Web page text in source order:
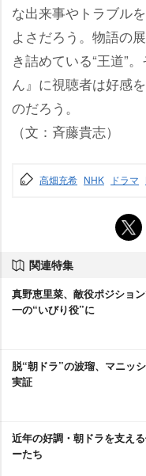
な出来事やトラブル
よさだろう。物語の
き詰めている“王道”
ん』に視聴者は好感
のだろう。
（文：斉藤貴志）
高畑充希 NHK ドラマ
関連特集
真野恵里菜、敵役ポジショ
一の“いびり役”に
脱“朝ドラ”の波瑠、マニッ
実証
近年の好調・朝ドラを支え
ーたち